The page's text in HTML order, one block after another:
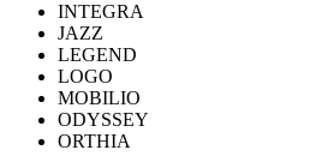
INTEGRA
JAZZ
LEGEND
LOGO
MOBILIO
ODYSSEY
ORTHIA